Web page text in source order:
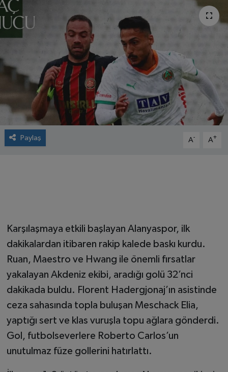
Paylaş A- A+
Karşılaşmaya etkili başlayan Alanyaspor, ilk
dakikalardan itibaren rakip kalede baskı kurdu.
Ruan, Maestro ve Hwang ile önemli fırsatlar
yakalayan Akdeniz ekibi, aradığı golü 32’nci
dakikada buldu. Florent Hadergjonaj’ın asistinde
ceza sahasında topla buluşan Meschack Elia,
yaptığı sert ve klas vuruşla topu ağlara gönderdi.
Gol, futbolseverlere Roberto Carlos’un
unutulmaz füze gollerini hatırlattı.